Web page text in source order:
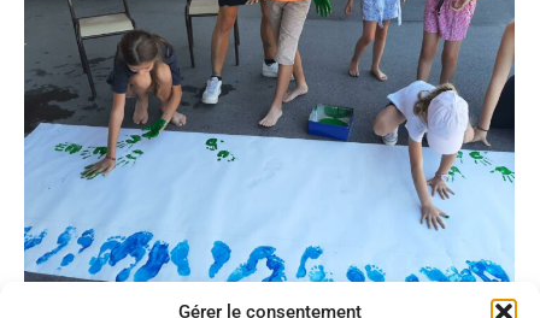
Gérer le consentement